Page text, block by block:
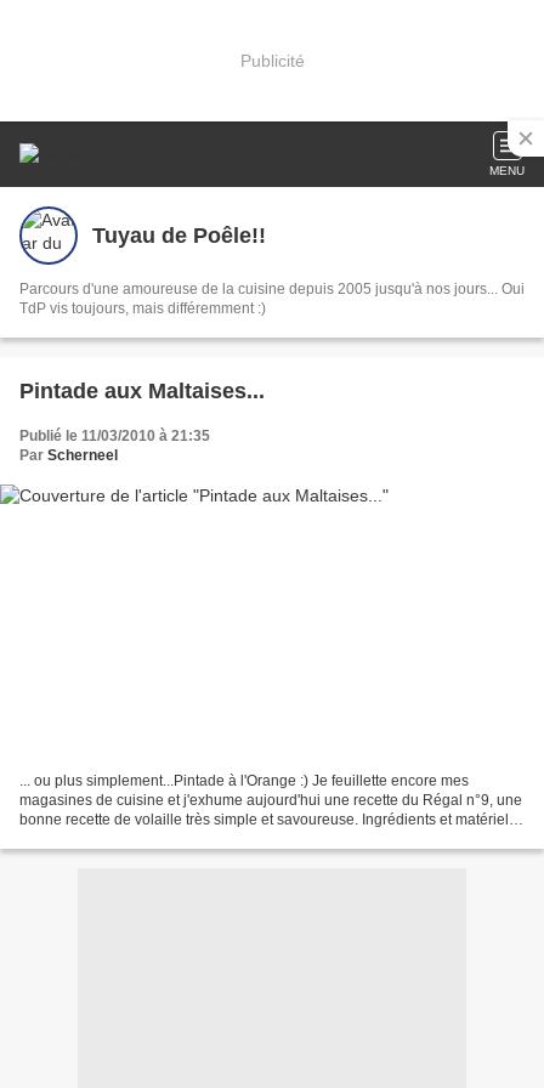
Publicité
MENU
Tuyau de Poêle!!
Parcours d'une amoureuse de la cuisine depuis 2005 jusqu'à nos jours... Oui
TdP vis toujours, mais différemment :)
Pintade aux Maltaises...
Publié le 11/03/2010 à 21:35
Par Scherneel
... ou plus simplement...Pintade à l'Orange :) Je feuillette encore mes
magasines de cuisine et j'exhume aujourd'hui une recette du Régal n°9, une
bonne recette de volaille très simple et savoureuse. Ingrédients et matériel: -